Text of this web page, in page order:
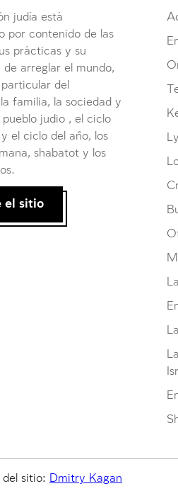
judía está
por contenido de las
prácticas y su
de arreglar el mundo,
del
familia, la sociedad y
judio , el ciclo
el ciclo del año, los
shabatot y los
el sitio
del sitio: Dmitry Kagan